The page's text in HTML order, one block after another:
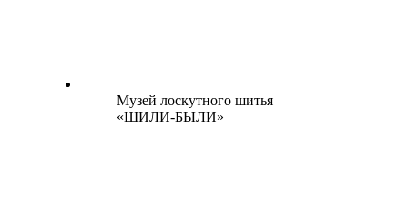
Музей лоскутного шитья
«ШИЛИ-БЫЛИ»